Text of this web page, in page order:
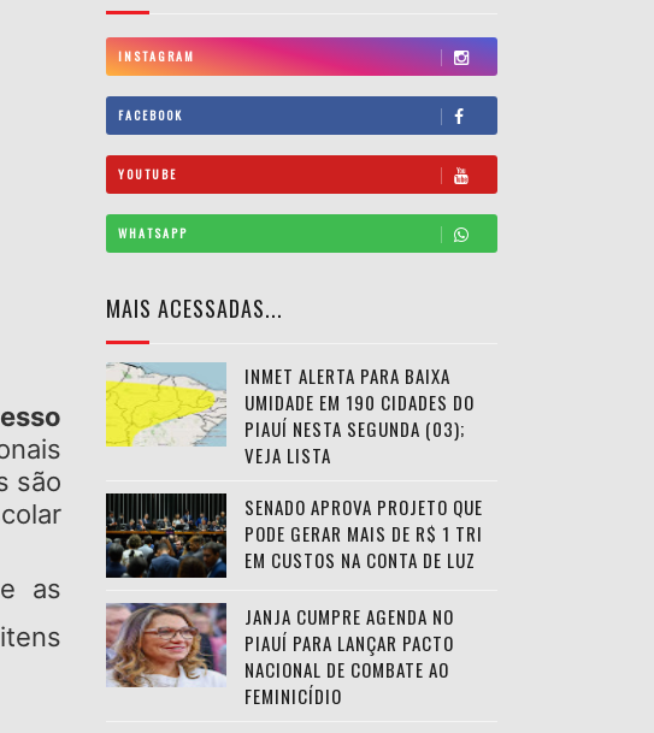
são
as
INSTAGRAM
FACEBOOK
YOUTUBE
WHATSAPP
MAIS ACESSADAS...
INMET ALERTA PARA BAIXA
UMIDADE EM 190 CIDADES DO
PIAUÍ NESTA SEGUNDA (03);
VEJA LISTA
SENADO APROVA PROJETO QUE
PODE GERAR MAIS DE R$ 1 TRI
EM CUSTOS NA CONTA DE LUZ
JANJA CUMPRE AGENDA NO
PIAUÍ PARA LANÇAR PACTO
NACIONAL DE COMBATE AO
FEMINICÍDIO